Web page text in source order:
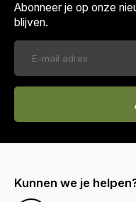
Abonneer je op onze
blijven.
Kunnen we je